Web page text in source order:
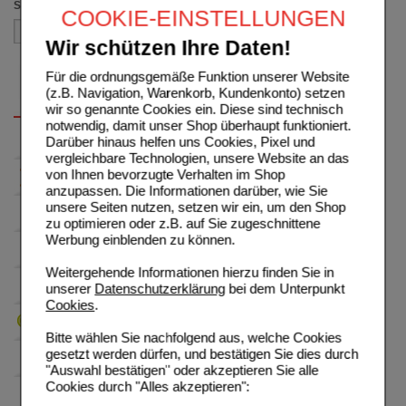
COOKIE-EINSTELLUNGEN
Wir schützen Ihre Daten!
Für die ordnungsgemäße Funktion unserer Website
(z.B. Navigation, Warenkorb, Kundenkonto) setzen
wir so genannte Cookies ein. Diese sind technisch
notwendig, damit unser Shop überhaupt funktioniert.
Darüber hinaus helfen uns Cookies, Pixel und
vergleichbare Technologien, unsere Website an das
von Ihnen bevorzugte Verhalten im Shop
anzupassen. Die Informationen darüber, wie Sie
unsere Seiten nutzen, setzen wir ein, um den Shop
zu optimieren oder z.B. auf Sie zugeschnittene
Werbung einblenden zu können.
Weitergehende Informationen hierzu finden Sie in
unserer Datenschutzerklärungbei dem Unterpunkt
Cookies.
Bitte wählen Sie nachfolgend aus, welche Cookies
gesetzt werden dürfen, und bestätigen Sie dies durch
"Auswahl bestätigen" oder akzeptieren Sie alle
Cookies durch "Alles akzeptieren":
Sortieren nach